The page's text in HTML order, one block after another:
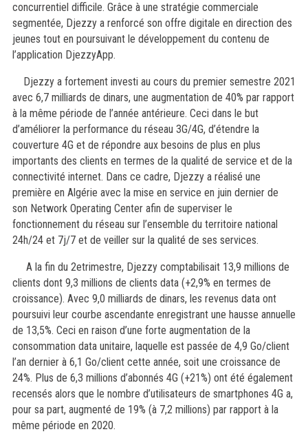
concurrentiel difficile. Grâce à une stratégie commerciale
segmentée, Djezzy a renforcé son offre digitale en direction des
jeunes tout en poursuivant le développement du contenu de
l’application DjezzyApp.
Djezzy a fortement investi au cours du premier semestre 2021
avec 6,7 milliards de dinars, une augmentation de 40% par rapport
à la même période de l’année antérieure. Ceci dans le but
d’améliorer la performance du réseau 3G/4G, d’étendre la
couverture 4G et de répondre aux besoins de plus en plus
importants des clients en termes de la qualité de service et de la
connectivité internet. Dans ce cadre, Djezzy a réalisé une
première en Algérie avec la mise en service en juin dernier de
son Network Operating Center afin de superviser le
fonctionnement du réseau sur l’ensemble du territoire national
24h/24 et 7j/7 et de veiller sur la qualité de ses services.
A la fin du 2etrimestre, Djezzy comptabilisait 13,9 millions de
clients dont 9,3 millions de clients data (+2,9% en termes de
croissance). Avec 9,0 milliards de dinars, les revenus data ont
poursuivi leur courbe ascendante enregistrant une hausse annuelle
de 13,5%. Ceci en raison d’une forte augmentation de la
consommation data unitaire, laquelle est passée de 4,9 Go/client
l’an dernier à 6,1 Go/client cette année, soit une croissance de
24%. Plus de 6,3 millions d’abonnés 4G (+21%) ont été également
recensés alors que le nombre d’utilisateurs de smartphones 4G a,
pour sa part, augmenté de 19% (à 7,2 millions) par rapport à la
même période en 2020.